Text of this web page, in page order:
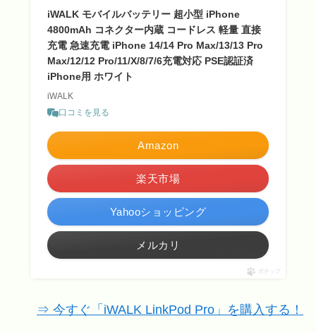
iWALK モバイルバッテリー 超小型 iPhone
4800mAh コネクター内蔵 コードレス 軽量 直接
充電 急速充電 iPhone 14/14 Pro Max/13/13 Pro
Max/12/12 Pro/11/X/8/7/6充電対応 PSE認証済
iPhone用 ホワイト
iWALK
口コミを見る
Amazon
楽天市場
Yahooショッピング
メルカリ
ポチップ
⇒ 今すぐ「iWALK LinkPod Pro」を購入する！